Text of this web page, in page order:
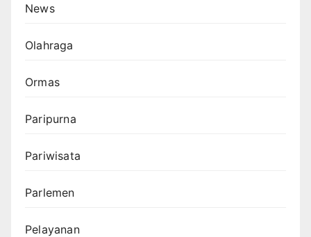
News
Olahraga
Ormas
Paripurna
Pariwisata
Parlemen
Pelayanan